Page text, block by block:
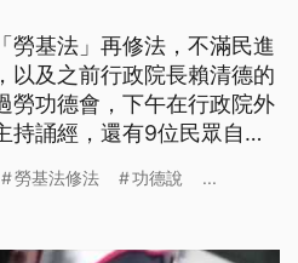
勞基法」再修法，不滿民進
以及之前行政院長賴清德的
勞功德會，下午在行政院外
持誦經，還有9位民眾自願
會過勞，接著九位民眾排排
，以及行政院長賴清德之前
勞基法修法 功德說 ...